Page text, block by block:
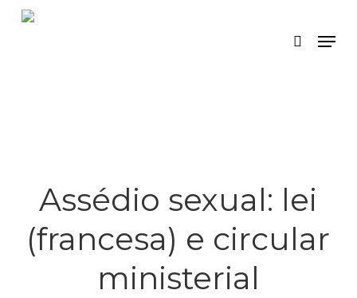
Skip
search
Menu
Assédio sexual: lei
(francesa) e circular
ministerial